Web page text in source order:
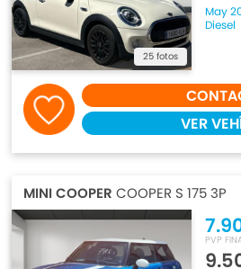
25 fotos
May
Diesel
VER
MINI COOPER COOPER S 175 3P
PVP